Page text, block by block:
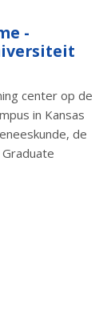
-
center op de
in Kansas
de